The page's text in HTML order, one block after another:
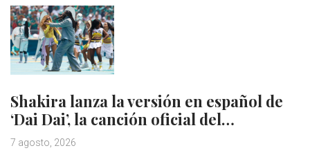
Shakira lanza la versión en español de
‘Dai Dai’, la canción oficial del…
7 agosto, 2026